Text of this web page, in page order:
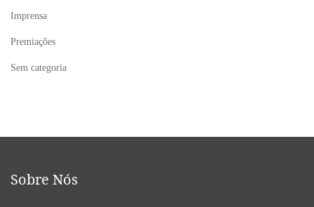
Imprensa
Premiações
Sem categoria
Sobre Nós